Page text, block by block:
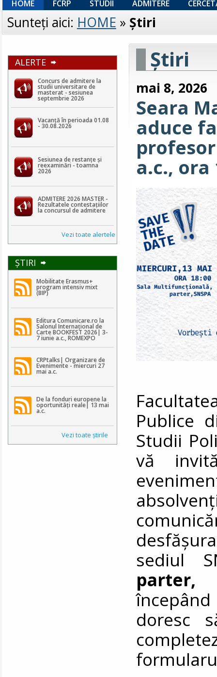
HOME FCRP STUDII ADMITERE
Sunteţi aici: HOME » Ştiri
ALERTE
Concurs de admitere la
studii universitare de
masterat - sesiunea
septembrie 2026
Vacanță în perioada 01.08
- 30.08.2026
Sesiunea de restanțe și
reexaminări - toamna
2026
ADMITERE 2026 MASTER -
Rezultatele contestaţiilor
la concursul de admitere
Vezi toate alertele
ŞTIRI
Mobilitate Erasmus+
program intensiv mixt
(BIP)
Editura Comunicare.ro la
Salonul Internațional de
Carte BOOKFEST 2026| 3-
7 iunie a.c., ROMEXPO
CRPtalks| Organizare de
Evenimente - miercuri 27
mai a.c.
De la fonduri europene la
oportunități reale| 13 mai
a.c.
Vezi toate ştirile
Ştiri
mai 8, 2026
Seara
aduce
a.c., ora
Publice
Studii
vă
sediul
parter,
începând
doresc